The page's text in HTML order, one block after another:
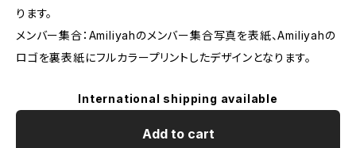
ります。
メンバー集合：Amiliyahのメンバー集合写真を表紙、Amiliyahの
ロゴを裏表紙にフルカラープリントしたデザインとなります。
International shipping available
Add to cart